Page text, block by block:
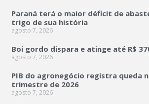
Paraná terá o maior déficit de
trigo de sua história
agosto 7, 2026
Boi gordo dispara e atinge até R$
agosto 7, 2026
PIB do agronegócio registra queda
trimestre de 2026
agosto 7, 2026